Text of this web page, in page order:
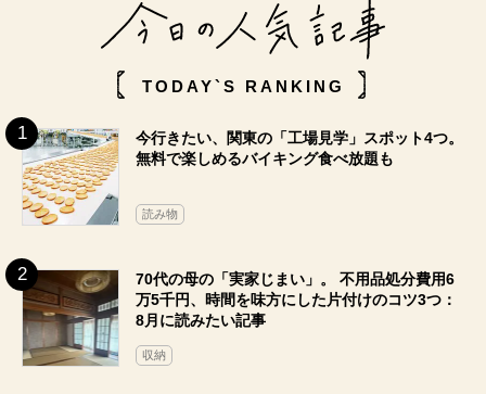
TODAY`S RANKING
今行きたい、関東の「工場見学」スポット4つ。
無料で楽しめるバイキング食べ放題も
読み物
70代の母の「実家じまい」。 不用品処分費用6
万5千円、時間を味方にした片付けのコツ3つ：
8月に読みたい記事
収納